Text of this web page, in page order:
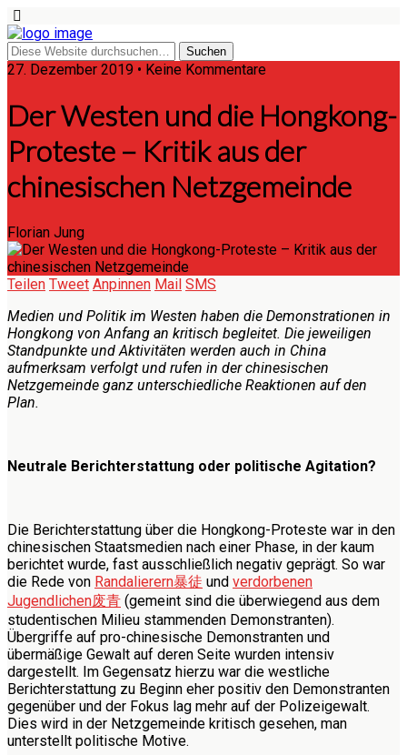
27. Dezember 2019 • Keine Kommentare
Der Westen und die Hongkong-
Proteste – Kritik aus der
chinesischen Netzgemeinde
Florian Jung
Teilen Tweet Anpinnen Mail SMS
Medien und Politik im Westen haben die Demonstrationen in
Hongkong von Anfang an kritisch begleitet. Die jeweiligen
Standpunkte und Aktivitäten werden auch in China
aufmerksam verfolgt und rufen in der chinesischen
Netzgemeinde ganz unterschiedliche Reaktionen auf den
Plan.
Neutrale Berichterstattung oder politische Agitation?
Die Berichterstattung über die Hongkong-Proteste war in den
chinesischen Staatsmedien nach einer Phase, in der kaum
berichtet wurde, fast ausschließlich negativ geprägt. So war
die Rede von Randalierern暴徒 und verdorbenen
Jugendlichen废青 (gemeint sind die überwiegend aus dem
studentischen Milieu stammenden Demonstranten).
Übergriffe auf pro-chinesische Demonstranten und
übermäßige Gewalt auf deren Seite wurden intensiv
dargestellt. Im Gegensatz hierzu war die westliche
Berichterstattung zu Beginn eher positiv den Demonstranten
gegenüber und der Fokus lag mehr auf der Polizeigewalt.
Dies wird in der Netzgemeinde kritisch gesehen, man
unterstellt politische Motive.